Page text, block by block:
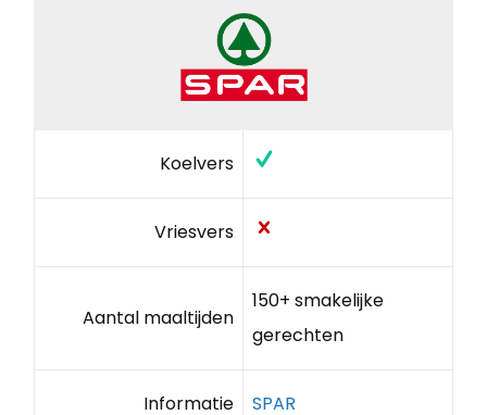
Koelvers
Vriesvers
Aantal maaltijden
150+ smakelijke
gerechten
Informatie SPAR